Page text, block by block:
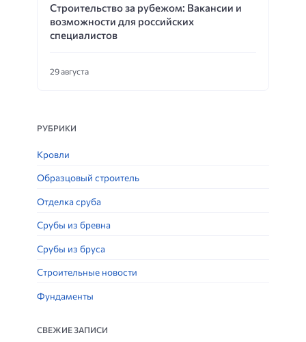
Строительство за рубежом: Вакансии и
возможности для российских
специалистов
29 августа
РУБРИКИ
Кровли
Образцовый строитель
Отделка сруба
Срубы из бревна
Срубы из бруса
Строительные новости
Фундаменты
СВЕЖИЕ ЗАПИСИ